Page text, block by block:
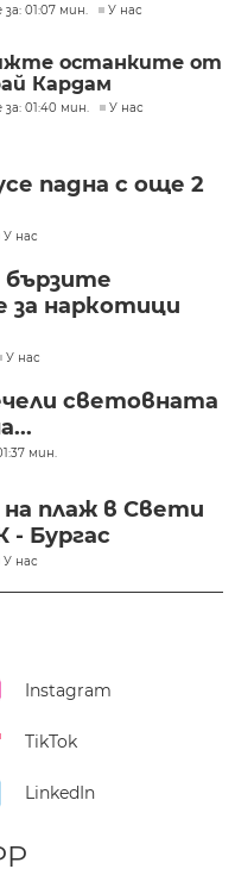
01:07 мин. У нас
останките от
Кардам
01:40 мин. У нас
падна с още 2
У нас
наркотици
У нас
световната
мин.
на плаж в Свети
- Бургас
У нас
Instagram
TikTok
LinkedIn